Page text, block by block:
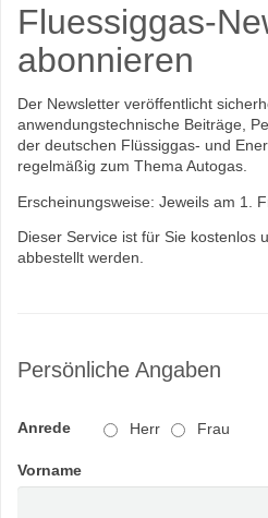
Fluessiggas-
abonnieren
Der Newsletter veröffentlicht
anwendungstechnische Beiträge,
der deutschen Flüssiggas- und
regelmäßig zum Thema Autogas.
Erscheinungsweise: Jeweils am 1.
Dieser Service ist für Sie kostenlos
abbestellt werden.
Persönliche Angaben
Anrede Herr Frau
Vorname